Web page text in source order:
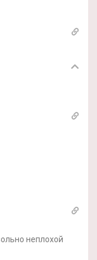
неплохой